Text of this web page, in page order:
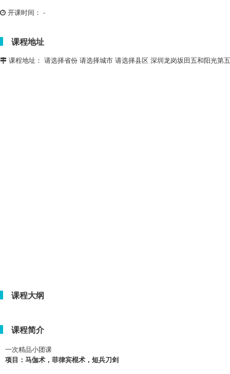
开课时间： -
课程地址
课程地址： 请选择省份 请选择城市 请选择县区 深圳龙岗坂田五和阳光第
课程大纲
课程简介
一次精品小团课
项目：马伽术，菲律宾棍术，短兵刀剑